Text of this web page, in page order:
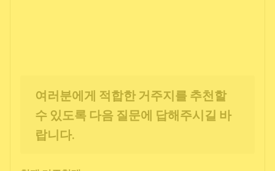
여러분에게 적합한 거주지를 추천할
수 있도록 다음 질문에 답해주시길 바
랍니다.